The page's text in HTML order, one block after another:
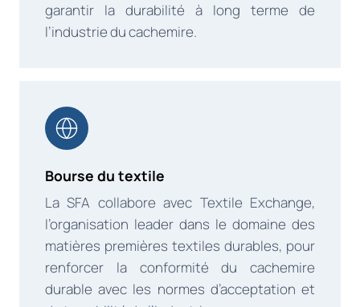
garantir la durabilité à long terme de
l’industrie du cachemire.
Bourse du textile
La SFA collabore avec Textile Exchange,
l’organisation leader dans le domaine des
matières premières textiles durables, pour
renforcer la conformité du cachemire
durable avec les normes d’acceptation et